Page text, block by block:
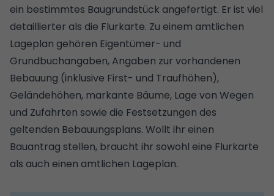
ein bestimmtes Baugrundstück angefertigt. Er ist viel
detaillierter als die Flurkarte. Zu einem amtlichen
Lageplan gehören Eigentümer- und
Grundbuchangaben, Angaben zur vorhandenen
Bebauung (inklusive First- und Traufhöhen),
Geländehöhen, markante Bäume, Lage von Wegen
und Zufahrten sowie die Festsetzungen des
geltenden Bebauungsplans. Wollt ihr einen
Bauantrag stellen, braucht ihr sowohl eine Flurkarte
als auch einen amtlichen Lageplan.